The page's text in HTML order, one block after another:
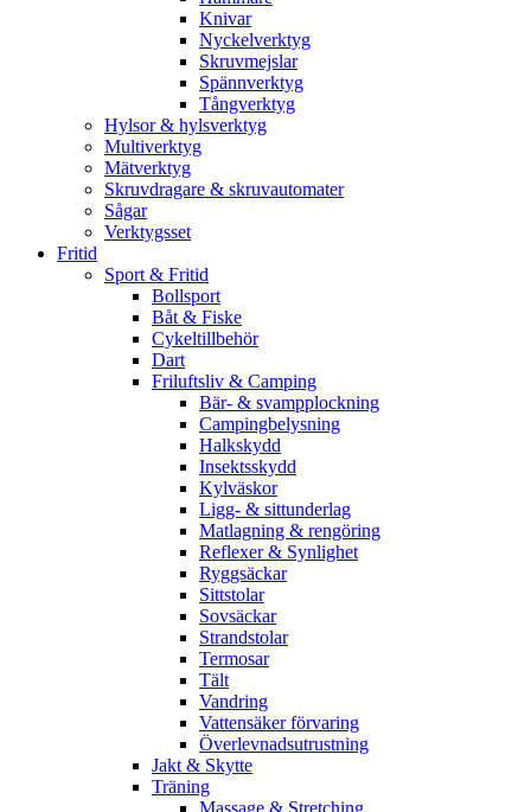
Knivar
Nyckelverktyg
Skruvmejslar
Spännverktyg
Tångverktyg
Hylsor & hylsverktyg
Multiverktyg
Mätverktyg
Skruvdragare & skruvautomater
Sågar
Verktygsset
Fritid
Sport & Fritid
Bollsport
Båt & Fiske
Cykeltillbehör
Dart
Friluftsliv & Camping
Bär- & svampplockning
Campingbelysning
Halkskydd
Insektsskydd
Kylväskor
Ligg- & sittunderlag
Matlagning & rengöring
Reflexer & Synlighet
Ryggsäckar
Sittstolar
Sovsäckar
Strandstolar
Termosar
Tält
Vandring
Vattensäker förvaring
Överlevnadsutrustning
Jakt & Skytte
Träning
Massage & Stretching